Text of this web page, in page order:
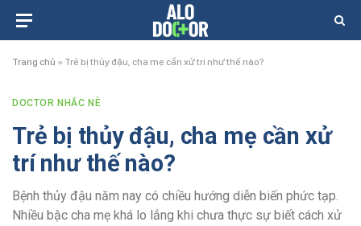
Trang chủ » Trẻ bị thủy đậu, cha mẹ cần xử trí như thế nào?
DOCTOR NHẮC NÈ
Trẻ bị thủy đậu, cha mẹ cần xử
trí như thế nào?
Bệnh thủy đậu năm nay có chiều hướng diễn biến phức tạp.
Nhiều bậc cha mẹ khá lo lắng khi chưa thực sự biết cách xử